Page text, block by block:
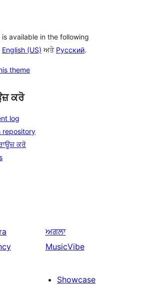
available in the following
English (US) ਅਤੇ Русский.
theme
ਕਰੋ
log
repository
ਕਰੋ
ਅਗਲਾ
MusicVibe
Showcase